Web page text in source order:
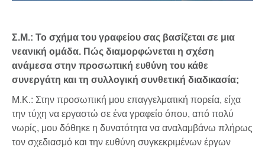
Σ.Μ.: Το σχήμα του γραφείου σας βασίζεται σε μια
νεανική ομάδα. Πώς διαμορφώνεται η σχέση
ανάμεσα στην προσωπική ευθύνη του κάθε
συνεργάτη και τη συλλογική συνθετική διαδικασία;
Μ.Κ.: Στην προσωπική μου επαγγελματική πορεία, είχα
την τύχη να εργαστώ σε ένα γραφείο όπου, από πολύ
νωρίς, μου δόθηκε η δυνατότητα να αναλαμβάνω πλήρως
τον σχεδιασμό και την ευθύνη συγκεκριμένων έργων